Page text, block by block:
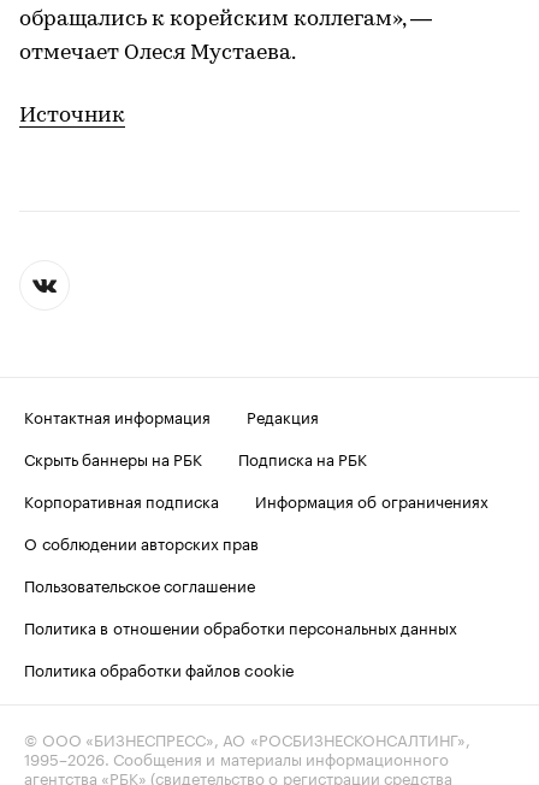
обращались к корейским коллегам», —
отмечает Олеся Мустаева.
Источник
Контактная информация
Редакция
Скрыть баннеры на РБК
Подписка на РБК
Корпоративная подписка
Информация об ограничениях
О соблюдении авторских прав
Пользовательское соглашение
Политика в отношении обработки персональных данных
Политика обработки файлов cookie
© ООО «БИЗНЕСПРЕСС», АО «РОСБИЗНЕСКОНСАЛТИНГ»,
1995–2026. Сообщения и материалы информационного
агентства «РБК» (свидетельство о регистрации средства